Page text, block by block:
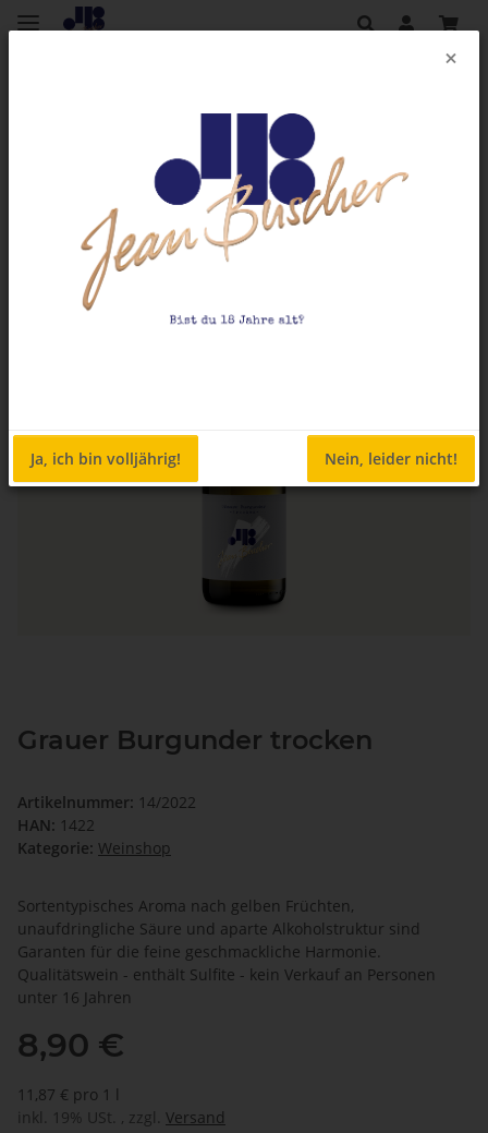
Grauer Burgunder trocken
Artikelnummer: 14/2022
HAN: 1422
Kategorie: Weinshop
Sortentypisches Aroma nach gelben Früchten,
unaufdringliche Säure und aparte Alkoholstruktur sind
Garanten für die feine geschmackliche Harmonie.
Qualitätswein - enthält Sulfite - kein Verkauf an Personen
unter 16 Jahren
8,90 €
11,87 € pro 1 l
inkl. 19% USt. , zzgl. Versand
×
Ja, ich bin volljährig! Nein, leider nicht!